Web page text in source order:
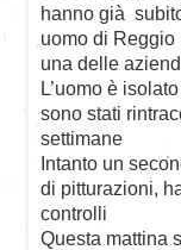
hanno già
uomo di
una delle
L’uomo è
sono stati
settimane
Intanto un
di pitturazioni,
controlli
Questa mattina